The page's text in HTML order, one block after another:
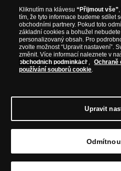
NAŠE
Certifikát
Komfortní
© Copyright 2026 - Národní Pokladnice, s. r. o.;
CZ28507622
Kliknutím na klávesu“Přijmout vše”
tím, že tyto informace budeme sdílet
obchodními partnery. Pokud toto
základní cookies a bohužel
personalizovaný obsah. Pro
zvolte možnost “Upravit nastavení”.
změnit. Více informací naleznete v
obchodních podmínkách , Ochraně
používání souborů cookie.
Upravit